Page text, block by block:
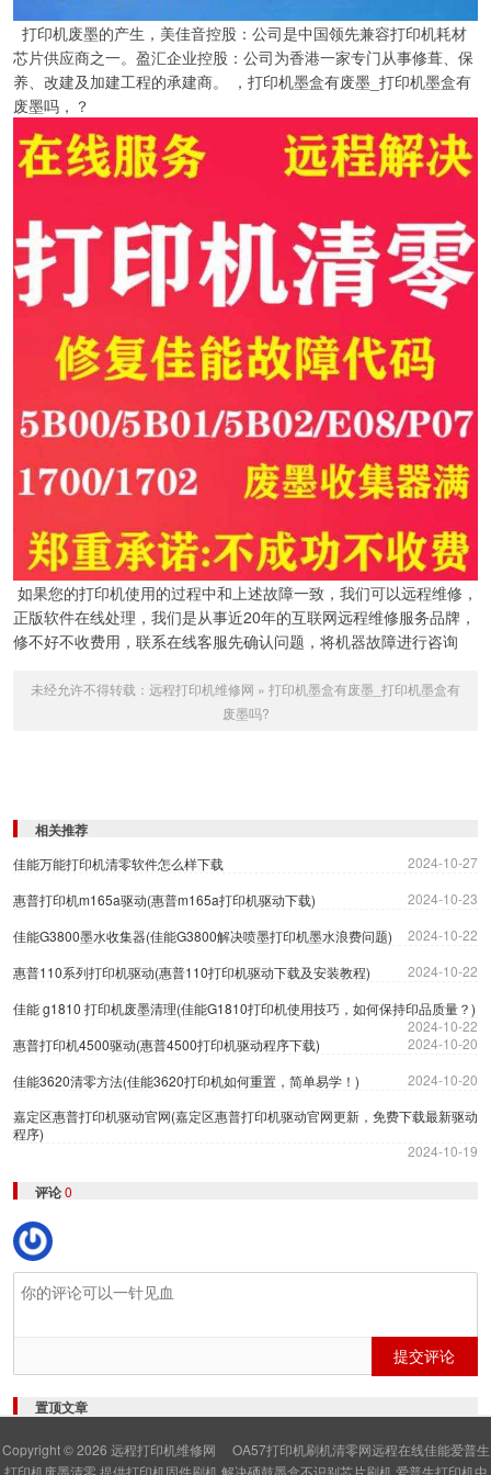
打印机废墨的产生，美佳音控股：公司是中国领先兼容打印机耗材
芯片供应商之一。盈汇企业控股：公司为香港一家专门从事修葺、保
养、改建及加建工程的承建商。 ，打印机墨盒有废墨_打印机墨盒有
废墨吗，？
如果您的打印机使用的过程中和上述故障一致，我们可以远程维修，
正版软件在线处理，我们是从事近20年的互联网远程维修服务品牌，
修不好不收费用，联系在线客服先确认问题，将机器故障进行咨询
未经允许不得转载： 远程打印机维修网 » 打印机墨盒有废墨_打印机墨盒有
废墨吗?
相关推荐
佳能万能打印机清零软件怎么样下载
2024-10-27
惠普打印机m165a驱动(惠普m165a打印机驱动下载)
2024-10-23
佳能G3800墨水收集器(佳能G3800解决喷墨打印机墨水浪费问题)
2024-10-22
惠普110系列打印机驱动(惠普110打印机驱动下载及安装教程)
2024-10-22
佳能 g1810 打印机废墨清理(佳能G1810打印机使用技巧，如何保持印品质量？)
2024-10-22
惠普打印机4500驱动(惠普4500打印机驱动程序下载)
2024-10-20
佳能3620清零方法(佳能3620打印机如何重置，简单易学！)
2024-10-20
嘉定区惠普打印机驱动官网(嘉定区惠普打印机驱动官网更新，免费下载最新驱动
程序)
2024-10-19
评论0
提交评论
置顶文章
Copyright © 2026 远程打印机维修网
OA57打印机刷机清零网远程在线佳能爱普生